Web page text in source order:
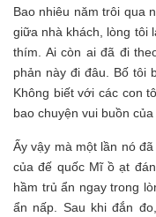
Bao nhiêu năm trôi qua
giữa nhà khách, lòng tôi
thím. Ai còn ai đã đi
phản này đi đâu. Bố tôi
Không biết với các con
bao chuyện vui buồn
Ấy vậy mà một lần nó
của đế quốc Mĩ ồ ạt
hầm trủ ẩn ngay trong
ẩn nấp. Sau khi đắn